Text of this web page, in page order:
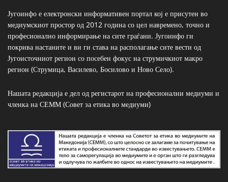
Југоинфо е електронски информативен портал кој е присутен во
медиумскиот простор од 2012 година со цел навремено, точно и
професионално информирање на сите граѓани. Југоинфо ги
покрива настаните и ви ги става на располагање сите вести од
Југоисточниот регион со посебен фокус на струмичкиот макро
регион (Струмица, Василево, Босилово и Ново Село).
Нашата редакција е дел од регистарот на професионални медиуми и
членка на СЕММ (Совет за етика во медиуми)